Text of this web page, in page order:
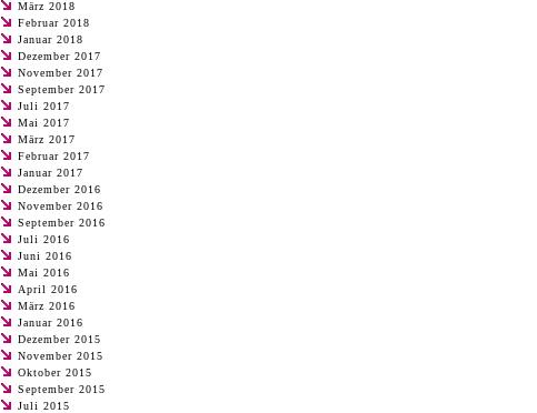
März 2018
Februar 2018
Januar 2018
Dezember 2017
November 2017
September 2017
Juli 2017
Mai 2017
März 2017
Februar 2017
Januar 2017
Dezember 2016
November 2016
September 2016
Juli 2016
Juni 2016
Mai 2016
April 2016
März 2016
Januar 2016
Dezember 2015
November 2015
Oktober 2015
September 2015
Juli 2015